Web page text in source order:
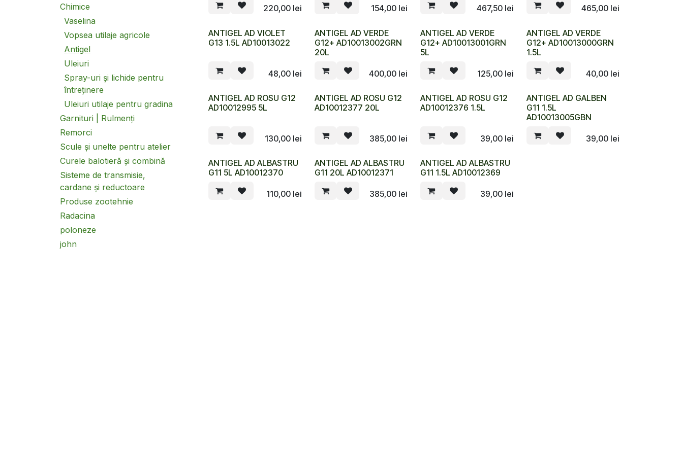
Chimice
Vaselina
Vopsea utilaje agricole
Antigel
Uleiuri
Spray-uri și lichide pentru
întreținere
Uleiuri utilaje pentru gradina
Garnituri | Rulmenți
Remorci
Scule și unelte pentru atelier
Curele balotieră și combină
Sisteme de transmisie,
cardane și reductoare
Produse zootehnie
Radacina
poloneze
john
220,00lei 154,00 lei 467,50lei 465,00 lei
ANTIGEL AD VIOLET
G13 1.5L AD10013022
48,00lei
ANTIGEL AD VERDE
G12+ AD10013002GRN
20L
400,00 lei
ANTIGEL AD VERDE
G12+ AD10013001GRN
5L
125,00lei
ANTIGEL AD VERDE
G12+ AD10013000GRN
1.5L
40,00 lei
ANTIGEL AD ROSU G12
AD10012995 5L
130,00lei
ANTIGEL AD ROSU G12
AD10012377 20L
385,00 lei
ANTIGEL AD ROSU G12
AD10012376 1.5L
39,00lei
ANTIGEL AD GALBEN
G11 1.5L
AD10013005GBN
39,00 lei
ANTIGEL AD ALBASTRU
G11 5L AD10012370
110,00lei
ANTIGEL AD ALBASTRU
G11 20L AD10012371
385,00 lei
ANTIGEL AD ALBASTRU
G11 1.5L AD10012369
39,00lei